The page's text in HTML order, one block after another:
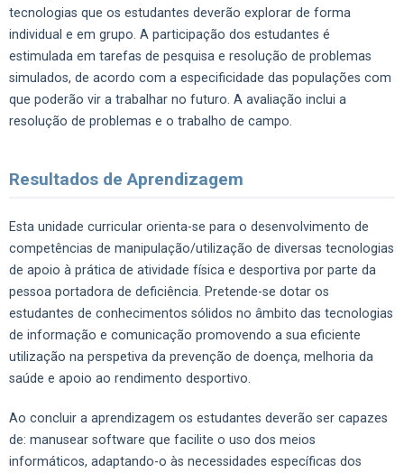
tecnologias que os estudantes deverão explorar de forma
individual e em grupo. A participação dos estudantes é
estimulada em tarefas de pesquisa e resolução de problemas
simulados, de acordo com a especificidade das populações com
que poderão vir a trabalhar no futuro. A avaliação inclui a
resolução de problemas e o trabalho de campo.
Resultados de Aprendizagem
Esta unidade curricular orienta-se para o desenvolvimento de
competências de manipulação/utilização de diversas tecnologias
de apoio à prática de atividade física e desportiva por parte da
pessoa portadora de deficiência. Pretende-se dotar os
estudantes de conhecimentos sólidos no âmbito das tecnologias
de informação e comunicação promovendo a sua eficiente
utilização na perspetiva da prevenção de doença, melhoria da
saúde e apoio ao rendimento desportivo.
Ao concluir a aprendizagem os estudantes deverão ser capazes
de: manusear software que facilite o uso dos meios
informáticos, adaptando-o às necessidades específicas dos